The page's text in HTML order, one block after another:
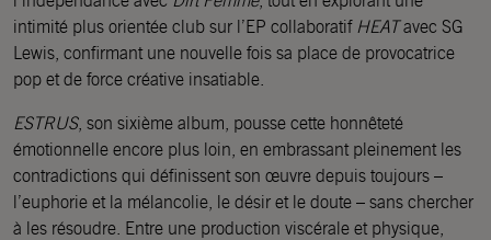
intimité plus orientée club sur l’EP collaboratif HEATavec SG
Lewis, confirmant une nouvelle fois sa place de provocatrice
pop et de force créative insatiable.
ESTRUS, son sixième album, pousse cette honnêteté
émotionnelle encore plus loin, en embrassant pleinement les
contradictions qui définissent son œuvre depuis toujours –
l’euphorie et la mélancolie, le désir et le doute – sans chercher
à les résoudre. Entre une production viscérale et physique,